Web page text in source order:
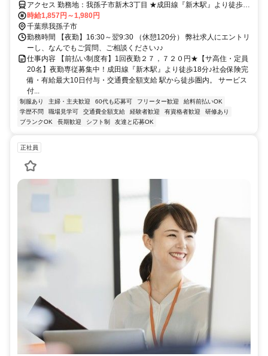
アクセス 勤務地：我孫子市新木3丁目 ★成田線『新木駅』より徒歩
18分
時給1,857円～1,980円
千葉県我孫子市
勤務時間 【夜勤】16:30～翌9:30 （休憩120分） 弊社求人にエントリ
ーし、なんでもご質問、ご相談ください♪♪
仕事内容 【前払い制度有】1回夜勤２７，７２０円★【サ高住・定員
20名】夜勤専従募集中！成田線『新木駅』より徒歩18分♪社会保険完
備・有給最大10日付与・交通費全額支給 駅から徒歩圏内。 サービス
付...
制服あり 主婦・主夫歓迎 60代も応募可 フリーター歓迎
給料前払いOK
学歴不問
職場見学可 交通費全額支給 経験者歓迎 有資格者歓迎
研修あり
ブランクOK
長期歓迎 シフト制 友達と応募OK
正社員